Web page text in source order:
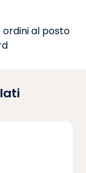
al posto